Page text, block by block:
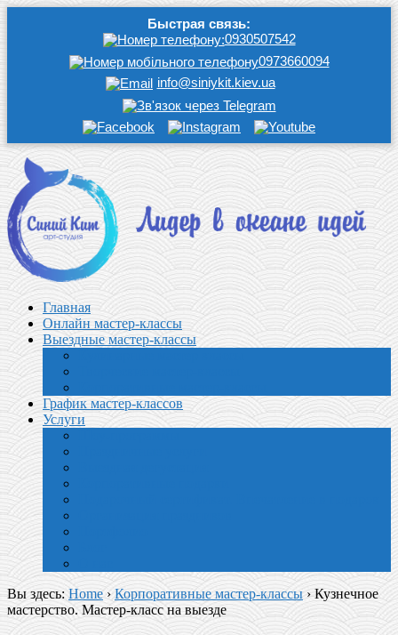
Быстрая связь:
0930507542
0973660094
info@siniykit.kiev.ua
Главная
Онлайн мастер-классы
Выездные мастер-классы
График мастер-классов
Услуги
Вы здесь: Home›Корпоративные мастер-классы ›Кузнечное
мастерство. Мастер-класс на выезде